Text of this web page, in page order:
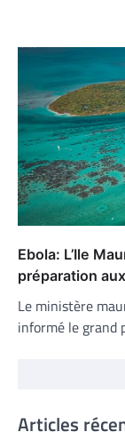
Ebola: L’Ile
préparation
Le ministère
informé le grand
Articles